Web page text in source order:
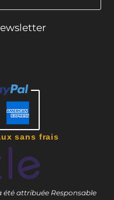
sans frais
été attribuée Responsable